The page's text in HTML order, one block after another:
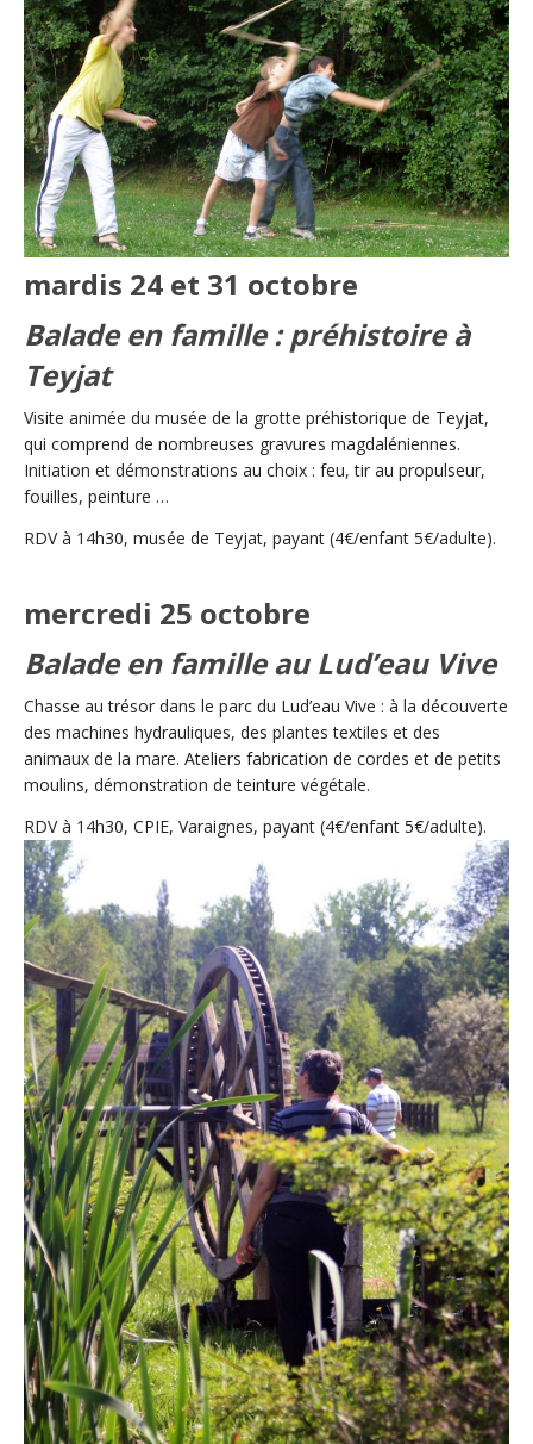
mardis 24 et 31 octobre
Balade en famille : préhistoire à
Teyjat
Visite animée du musée de la grotte préhistorique de Teyjat,
qui comprend de nombreuses gravures magdaléniennes.
Initiation et démonstrations au choix : feu, tir au propulseur,
fouilles, peinture …
RDV à 14h30, musée de Teyjat, payant (4€/enfant 5€/adulte).
mercredi 25 octobre
Balade en famille au Lud’eau Vive
Chasse au trésor dans le parc du Lud’eau Vive : à la découverte
des machines hydrauliques, des plantes textiles et des
animaux de la mare. Ateliers fabrication de cordes et de petits
moulins, démonstration de teinture végétale.
RDV à 14h30, CPIE, Varaignes, payant (4€/enfant 5€/adulte).